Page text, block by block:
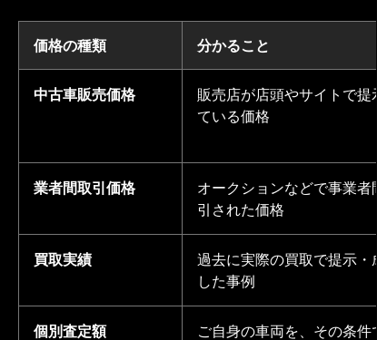
価格の種類 分かること
中古車販売価格
販売店が店頭やサイトで提
ている価格
業者間取引価格
オークションなどで事業者
引された価格
買取実績
過去に実際の買取で提示・
した事例
個別査定額
ご自身の車両を、その条件